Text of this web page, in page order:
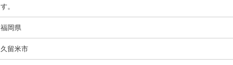
す。
福岡県
久留米市